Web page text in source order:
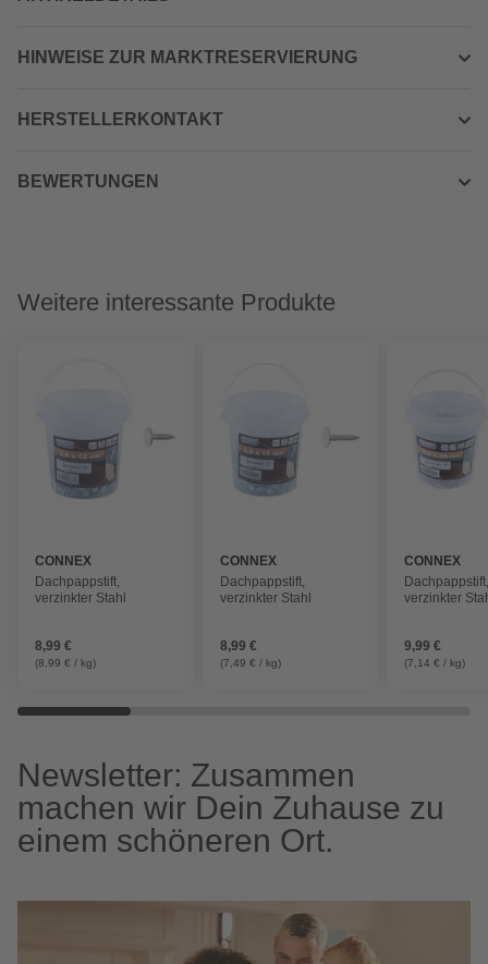
HINWEISE ZUR MARKTRESERVIERUNG
HERSTELLERKONTAKT
BEWERTUNGEN
Weitere interessante Produkte
CONNEX
Dachpappstift,
verzinkter Stahl
8,99 €
(8,99 € / kg)
CONNEX
Dachpappstift,
verzinkter Stahl
8,99 €
(7,49 € / kg)
CONNEX
verzinkter
9,99 €
(7,14 € / kg)
Newsletter: Zusammen
machen wir Dein Zuhause zu
einem schöneren Ort.